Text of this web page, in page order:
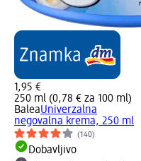
1,95 €
250 ml (0,78 € za 100 ml)
BaleaUniverzalna
negovalna krema, 250 ml
(140)
Dobavljivo